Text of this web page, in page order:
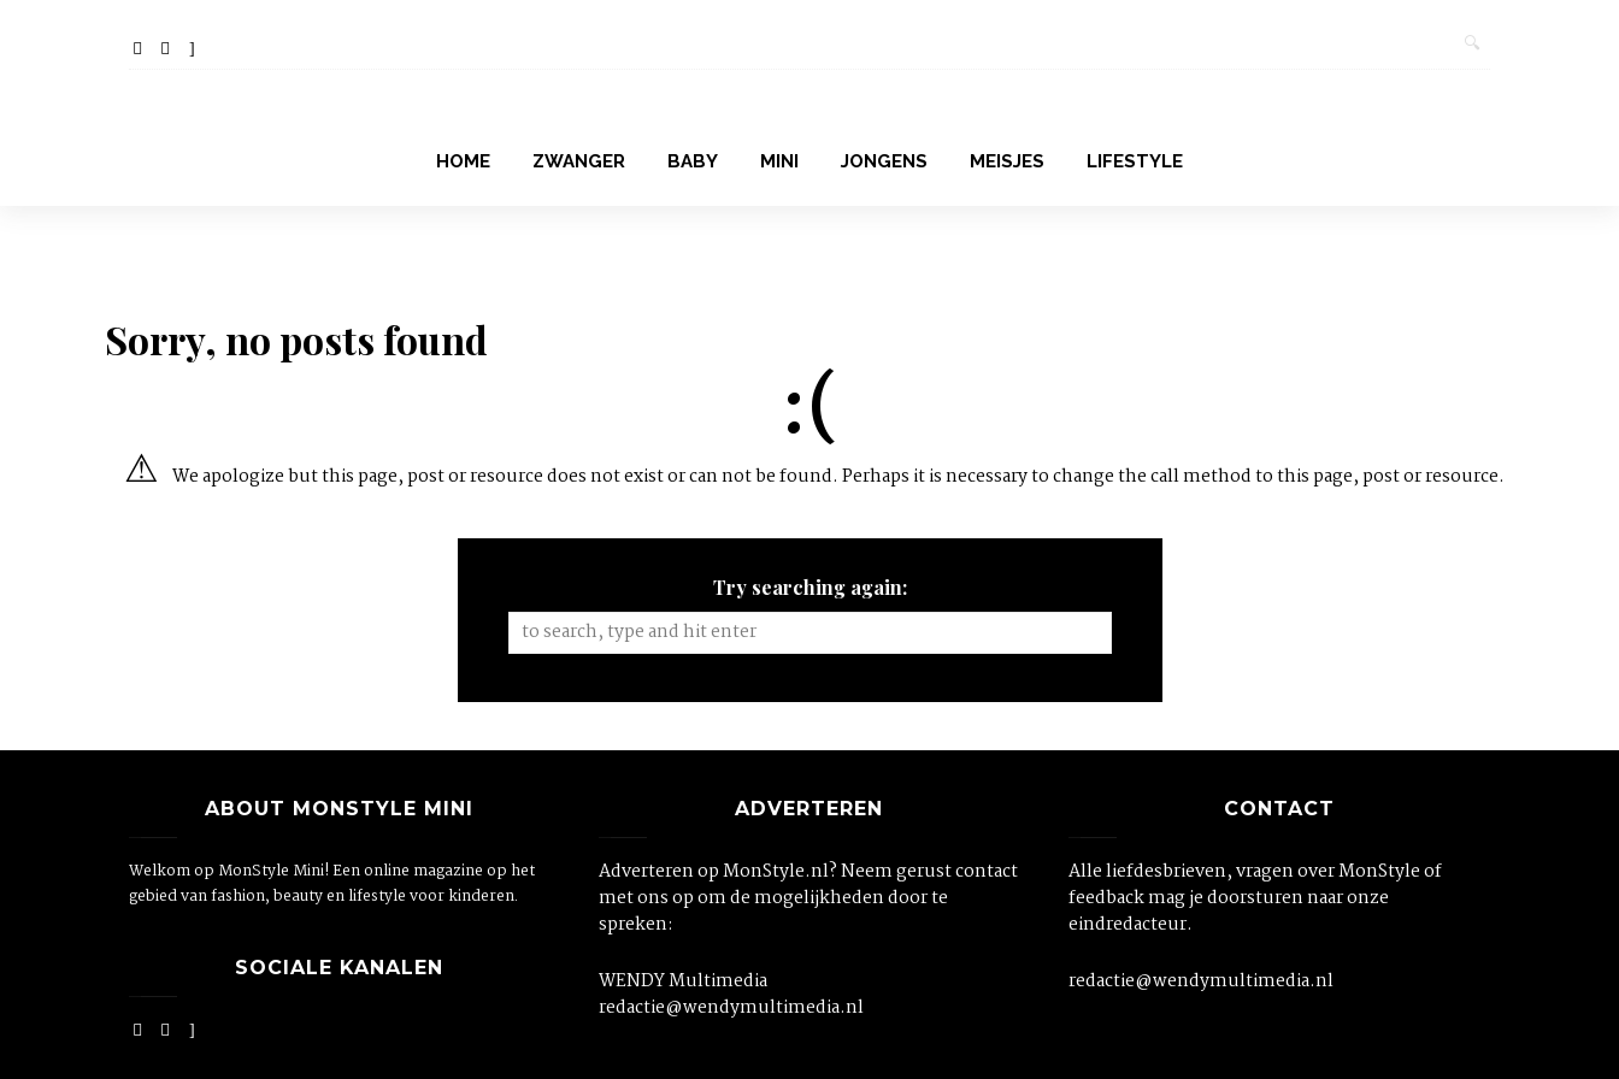
HOME ZWANGER BABY MINI JONGENS MEISJES LIFESTYLE
Sorry, no posts found
:(
We apologize but this page, post or resource does not exist or can not be found. Perhaps it is necessary to change the call method to this page, post or resource.
Try searching again:
ABOUT MONSTYLE MINI
Welkom op MonStyle Mini! Een online magazine op het
gebied van fashion, beauty en lifestyle voor kinderen.
SOCIALE KANALEN
ADVERTEREN
Adverteren op MonStyle.nl? Neem gerust contact
met ons op om de mogelijkheden door te
spreken:
WENDY Multimedia
redactie@wendymultimedia.nl
CONTACT
Alle liefdesbrieven, vragen over MonStyle of
feedback mag je doorsturen naar onze
eindredacteur.
redactie@wendymultimedia.nl